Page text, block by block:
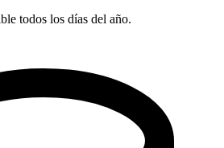
todos los días del año.